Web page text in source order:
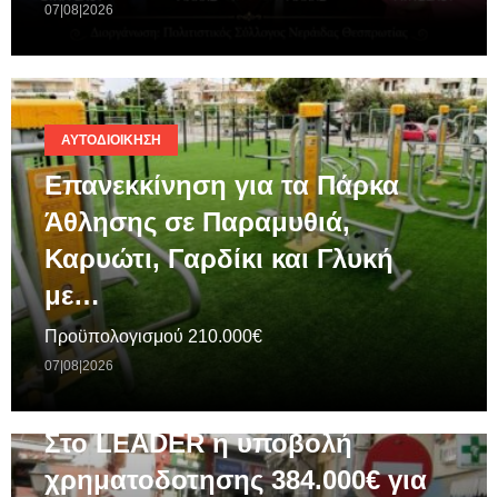
07|08|2026
ΑΥΤΟΔΙΟΊΚΗΣΗ
Επανεκκίνηση για τα Πάρκα
Άθλησης σε Παραμυθιά,
Καρυώτι, Γαρδίκι και Γλυκή
με…
Προϋπολογισμού 210.000€
07|08|2026
Στο LEADER η υποβολή
χρηματοδοτησης 384.000€ για